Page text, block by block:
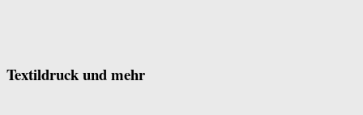
Textildruck und mehr